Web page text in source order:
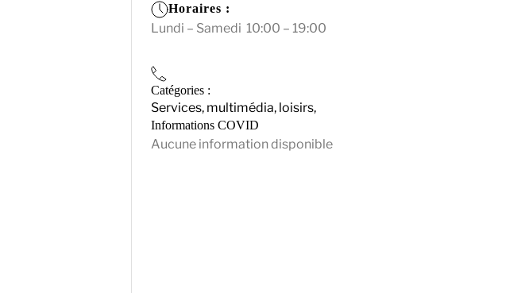
Horaires :
Lundi – Samedi 10:00 – 19:00
Catégories :
Services, multimédia, loisirs,
Informations COVID
Aucune information disponible